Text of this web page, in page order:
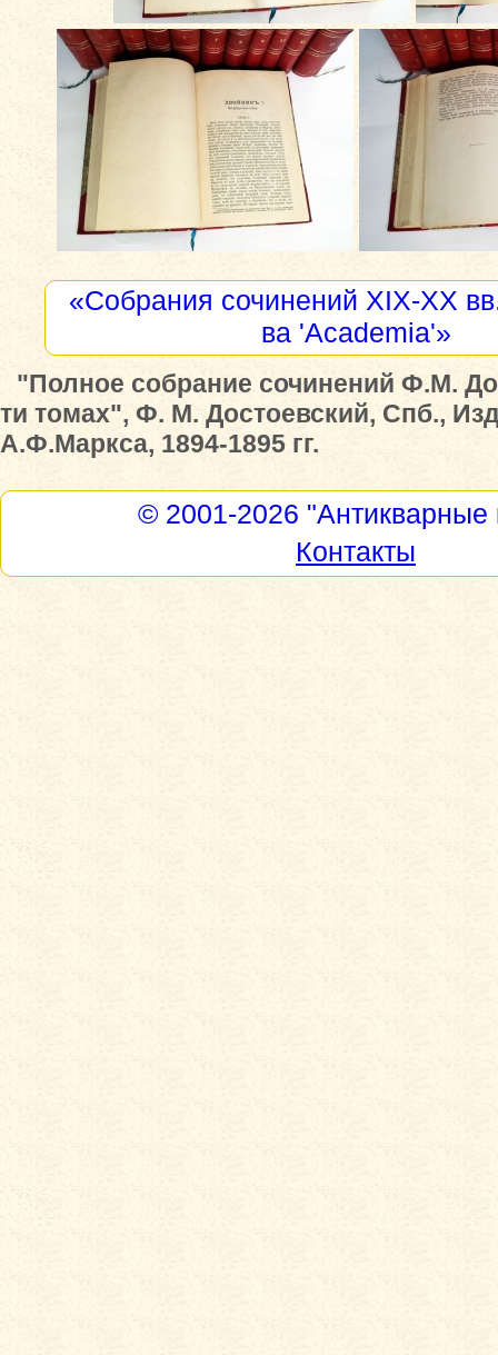
«Собрания сочинений XIX-XX
ва 'Academia'»
"Полное собрание сочинений Ф.М.
ти томах", Ф. М. Достоевский, Спб.,
А.Ф.Маркса, 1894-1895 гг.
© 2001-2026 "Антикварные
Контакты